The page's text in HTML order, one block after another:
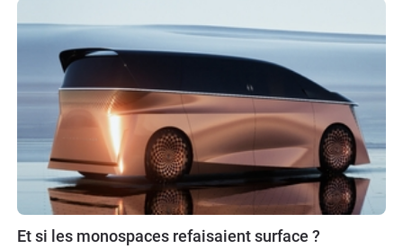
Et si les monospaces refaisaient surface ?